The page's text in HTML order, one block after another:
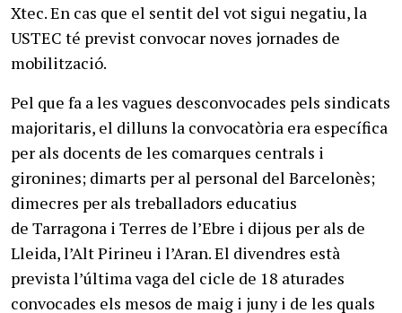
Xtec. En cas que el sentit del vot sigui negatiu, la
USTEC té previst convocar noves jornades de
mobilització.
Pel que fa a les vagues desconvocades pels sindicats
majoritaris, el dilluns la convocatòria era específica
per als docents de les comarques centrals i
gironines; dimarts per al personal del Barcelonès;
dimecres per als treballadors educatius
de Tarragona i Terres de l’Ebre i dijous per als de
Lleida, l’Alt Pirineu i l’Aran. El divendres està
prevista l’última vaga del cicle de 18 aturades
convocades els mesos de maig i juny i de les quals